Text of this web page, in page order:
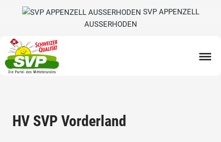
SVP APPENZELL
AUSSERHODEN
HV SVP Vorderland